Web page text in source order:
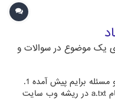
یک موضوع در سوالات و
با سلام دوستان در درخواست ای نماد دو مسئله برایم پیش آمده 1.
درخواست کرده اند که فایلی خالی و با نام a.txt در ریشه وب سایت